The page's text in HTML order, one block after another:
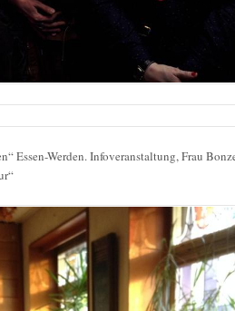
Essen-Werden. Infoveranstaltung, Frau